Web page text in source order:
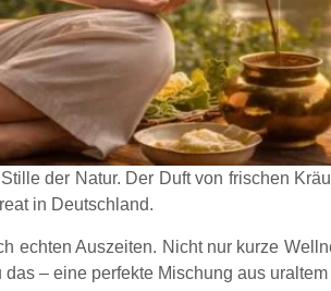
der Natur. Der Duft von frischen
in Deutschland.
echten Auszeiten. Nicht nur kurze
– eine perfekte Mischung aus